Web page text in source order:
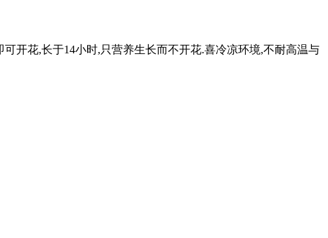
开花,长于14小时,只营养生长而不开花.喜冷凉环境,不耐高温与